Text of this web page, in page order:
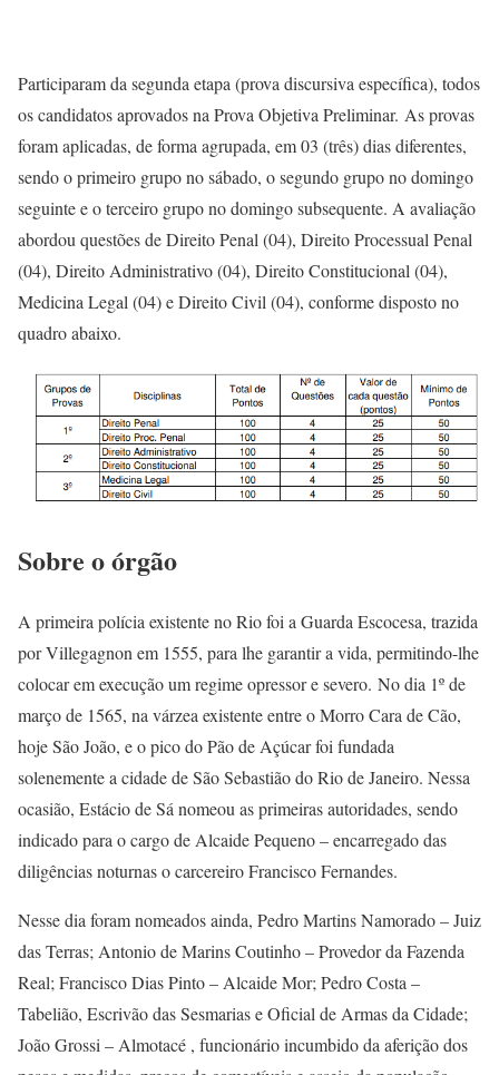
Participaram da segunda etapa (prova discursiva específica), todos
os candidatos aprovados na Prova Objetiva Preliminar. As provas
foram aplicadas, de forma agrupada, em 03 (três) dias diferentes,
sendo o primeiro grupo no sábado, o segundo grupo no domingo
seguinte e o terceiro grupo no domingo subsequente. A avaliação
abordou questões de Direito Penal (04), Direito Processual Penal
(04), Direito Administrativo (04), Direito Constitucional (04),
Medicina Legal (04) e Direito Civil (04), conforme disposto no
quadro abaixo.
Sobre o órgão
A primeira polícia existente no Rio foi a Guarda Escocesa, trazida
por Villegagnon em 1555, para lhe garantir a vida, permitindo-lhe
colocar em execução um regime opressor e severo. No dia 1º de
março de 1565, na várzea existente entre o Morro Cara de Cão,
hoje São João, e o pico do Pão de Açúcar foi fundada
solenemente a cidade de São Sebastião do Rio de Janeiro. Nessa
ocasião, Estácio de Sá nomeou as primeiras autoridades, sendo
indicado para o cargo de Alcaide Pequeno – encarregado das
diligências noturnas o carcereiro Francisco Fernandes.
Nesse dia foram nomeados ainda, Pedro Martins Namorado – Juiz
das Terras; Antonio de Marins Coutinho – Provedor da Fazenda
Real; Francisco Dias Pinto – Alcaide Mor; Pedro Costa –
Tabelião, Escrivão das Sesmarias e Oficial de Armas da Cidade;
João Grossi – Almotacé , funcionário incumbido da aferição dos